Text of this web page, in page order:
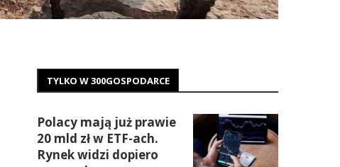
TYLKO W 300GOSPODARCE
Polacy mają już prawie
20 mld zł w ETF-ach.
Rynek widzi dopiero